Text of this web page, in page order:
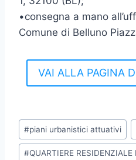
•consegna a mano
Comune di Belluno
VAI ALLA PAGINA
Tag
articolo:
#piani urbanistici attuativi
#QUARTIERE